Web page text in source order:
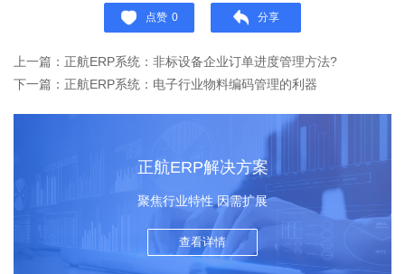
点赞 0 分享
上一篇：正航ERP系统：非标设备企业订单进度管理方法?
下一篇：正航ERP系统：电子行业物料编码管理的利器
正航ERP解决方案
聚焦行业特性 因需扩展
查看详情